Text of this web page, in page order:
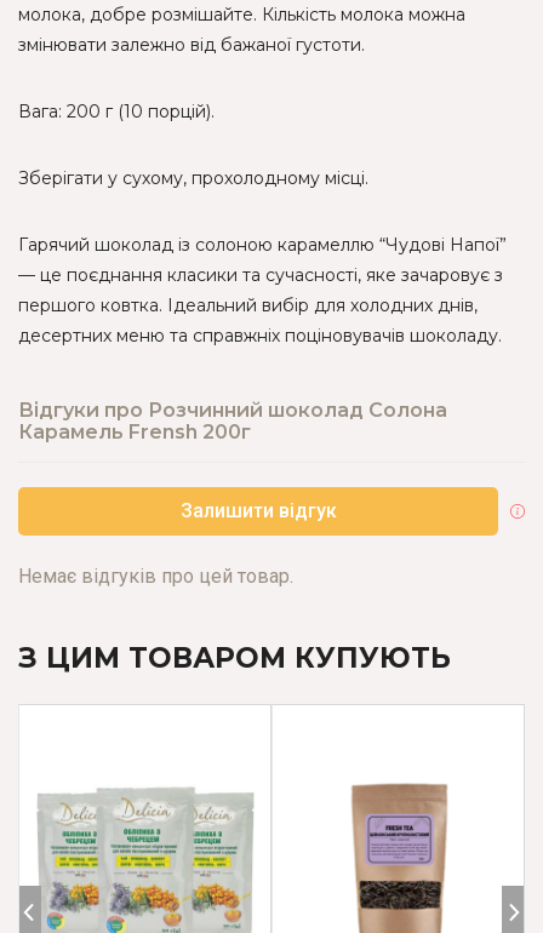
молока, добре розмішайте. Кількість молока можна
змінювати залежно від бажаної густоти.
Вага: 200 г (10 порцій).
Зберігати у сухому, прохолодному місці.
Гарячий шоколад із солоною карамеллю “Чудові Напої”
— це поєднання класики та сучасності, яке зачаровує з
першого ковтка. Ідеальний вибір для холодних днів,
десертних меню та справжніх поціновувачів шоколаду.
Відгуки про Розчинний шоколад Солона
Карамель Frensh 200г
Залишити відгук
Немає відгуків про цей товар.
З ЦИМ ТОВАРОМ КУПУЮТЬ